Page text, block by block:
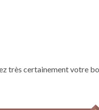
très certainement votre